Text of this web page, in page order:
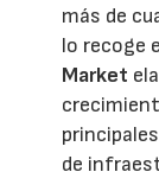
más de
lo recoge
Market
de